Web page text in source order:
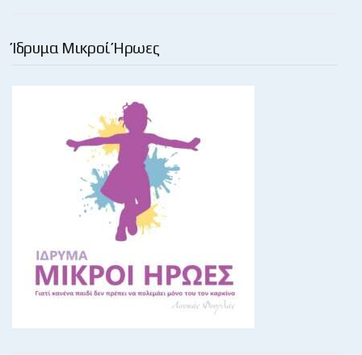
Ίδρυμα Μικροί Ήρωες